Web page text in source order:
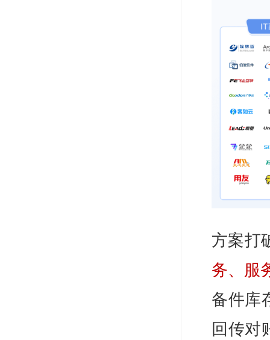
方案打
务、服
备件库
回传对